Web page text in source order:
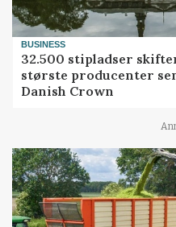
BUSINESS
32.500 stipladser
største producenter
Danish Crown